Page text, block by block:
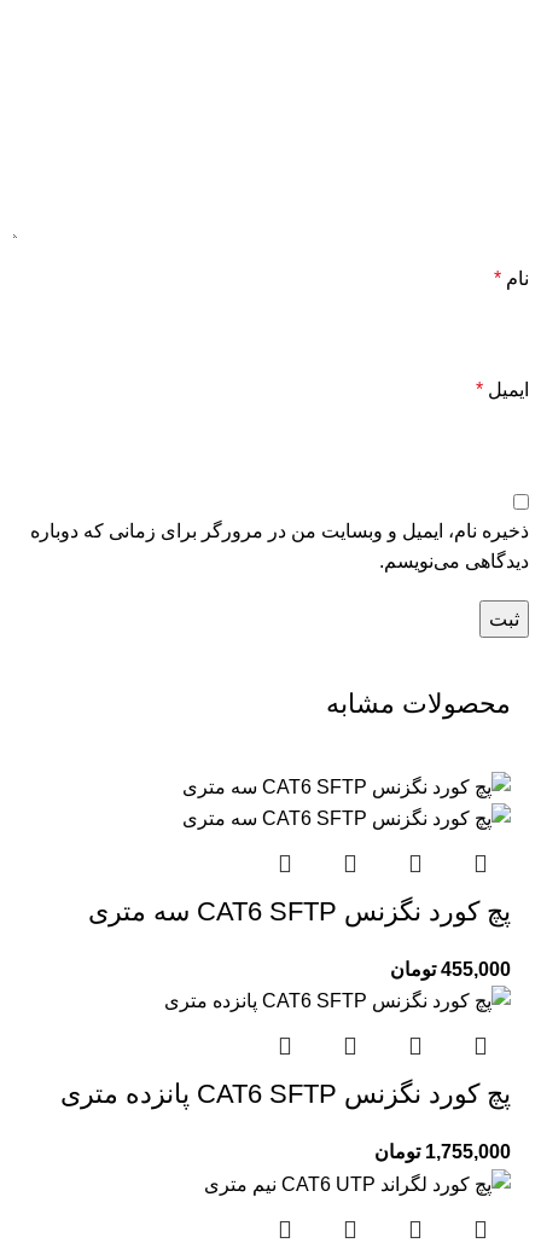
نام*
ایمیل*
ذخیره نام، ایمیل و وبسایت من در مرورگر برای زمانی که دوباره
دیدگاهی می‌نویسم.
محصولات مشابه
پچ کورد نگزنس CAT6 SFTP سه متری
455,000 تومان
پچ کورد نگزنس CAT6 SFTP پانزده متری
1,755,000 تومان